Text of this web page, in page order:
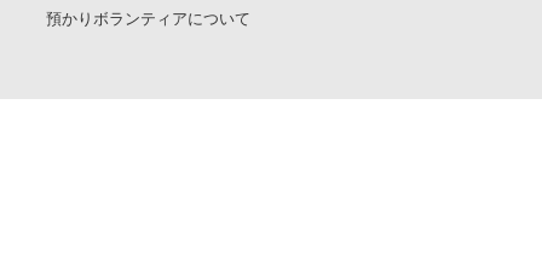
預かりボランティアについて